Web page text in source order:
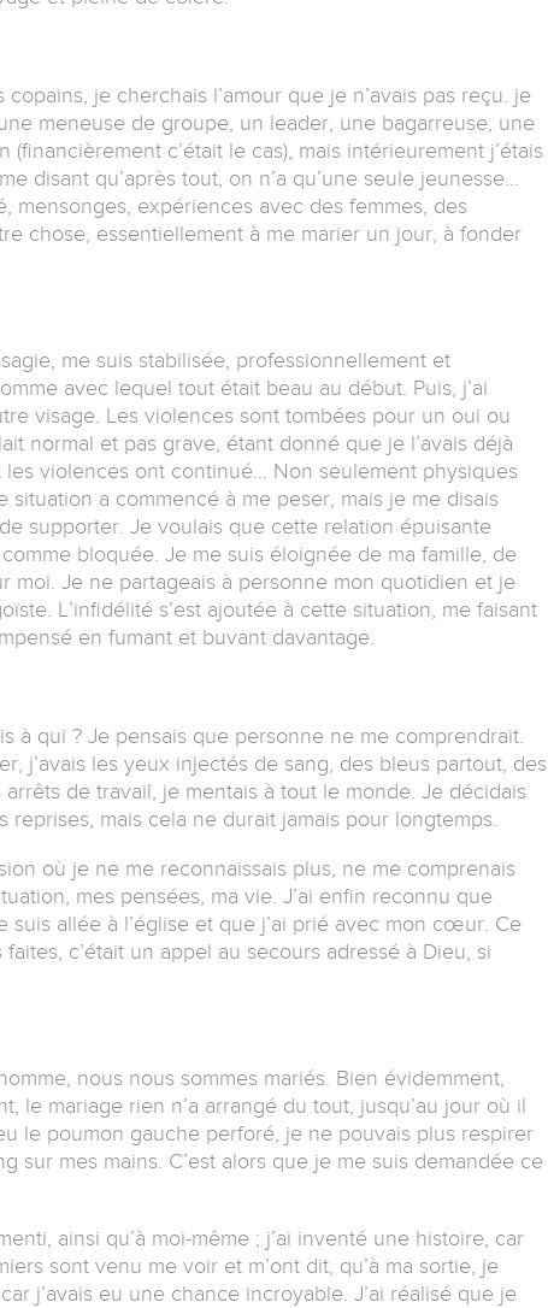
je cherchais l’amour que je n’avais pas reçu. je
meneuse de groupe, un leader, une bagarreuse, une
c’était le cas), mais intérieurement j’étais
disant qu’après tout, on n’a qu’une seule jeunesse…
mensonges, expériences avec des femmes, des
chose, essentiellement à me marier un jour, à fonder
me suis stabilisée, professionnellement et
avec lequel tout était beau au début. Puis, j’ai
visage. Les violences sont tombées pour un oui ou
normal et pas grave, étant donné que je l’avais déjà
violences ont continué… Non seulement physiques
situation a commencé à me peser, mais je me disais
supporter. Je voulais que cette relation épuisante
comme bloquée. Je me suis éloignée de ma famille, de
moi. Je ne partageais à personne mon quotidien et je
L’infidélité s’est ajoutée à cette situation, me faisant
en fumant et buvant davantage.
à qui ? Je pensais que personne ne me comprendrait.
j’avais les yeux injectés de sang, des bleus partout, des
de travail, je mentais à tout le monde. Je décidais
mais cela ne durait jamais pour longtemps.
où je ne me reconnaissais plus, ne me comprenais
mes pensées, ma vie. J’ai enfin reconnu que
suis allée à l’église et que j’ai prié avec mon cœur. Ce
c’était un appel au secours adressé à Dieu, si
nous nous sommes mariés. Bien évidemment,
le mariage rien n’a arrangé du tout, jusqu’au jour où il
le poumon gauche perforé, je ne pouvais plus respirer
sur mes mains. C’est alors que je me suis demandée ce
ainsi qu’à moi-même ; j’ai inventé une histoire, car
sont venu me voir et m’ont dit, qu’à ma sortie, je
j’avais eu une chance incroyable. J’ai réalisé que je